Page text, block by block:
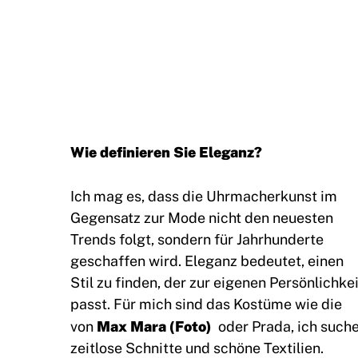
Wie definieren Sie Eleganz?
Ich mag es, dass die Uhrmacherkunst im
Gegensatz zur Mode nicht den neuesten
Trends folgt, sondern für Jahrhunderte
geschaffen wird. Eleganz bedeutet, einen
Stil zu finden, der zur eigenen
passt. Für mich sind das Kostüme wie die
von Max Mara (Foto) oder Prada, ich
zeitlose Schnitte und schöne Textilien.